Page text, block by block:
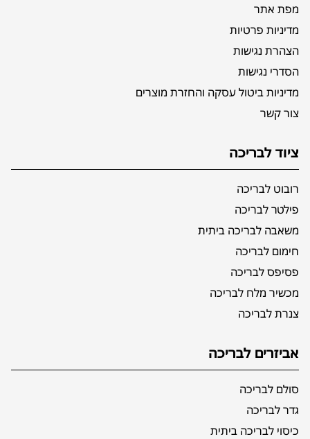
מפת אתר
מדיניות פרטיות
הצהרת נגישות
הסדרי נגישות
מדיניות ביטול עסקה והחזרת מוצרים
צור קשר
ציוד לבריכה
רובוט לבריכה
פילטר לבריכה
משאבה לבריכה ביתית
חימום לבריכה
פסיפס לבריכה
מכשיר מלח לבריכה
צנרת לבריכה
אביזרים לבריכה
סולם לבריכה
גדר לבריכה
כיסוי לבריכה ביתית